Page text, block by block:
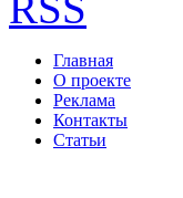
Главная
О проекте
Реклама
Контакты
Статьи